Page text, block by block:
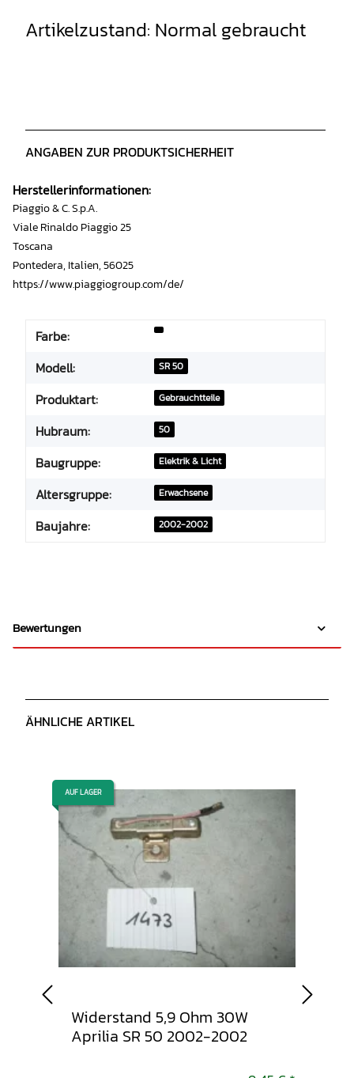
Artikelzustand: Normal gebraucht
ANGABEN ZUR PRODUKTSICHERHEIT
Herstellerinformationen:
Piaggio & C. S.p.A.
Viale Rinaldo Piaggio 25
Toscana
Pontedera, Italien, 56025
https://www.piaggiogroup.com/de/
Farbe:
Modell:
SR 50
Produktart: Gebrauchtteile
Hubraum: 50
Baugruppe: Elektrik & Licht
Altersgruppe: Erwachsene
Baujahre: 2002-2002
Bewertungen
ÄHNLICHE ARTIKEL
AUF LAGER
Widerstand 5,9 Ohm 30W
Aprilia SR 50 2002-2002